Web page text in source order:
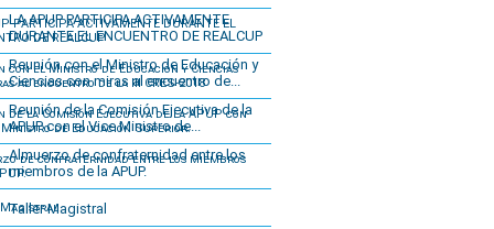
LA APUP PARTICIPA ACTIVAMENTE
DURANTE EL ENCUENTRO DE REALCUP
Reunión con el Ministro de Educación y
Ciencias con miras al encuentro de...
Reunión de la Comisión Ejecutiva de la
APUP con el Vice Ministro de...
Almuerzo de confraternidad entre los
miembros de la APUP.
Taller Magistral